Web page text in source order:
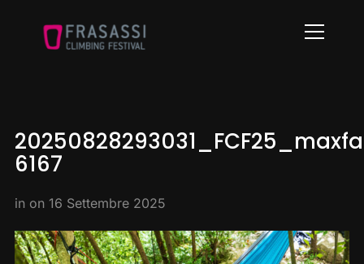
Info
6167
in on 16 Settembre 2025